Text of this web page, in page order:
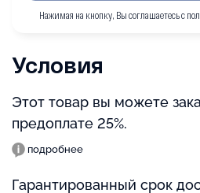
Нажимая на кнопку, Вы соглашаетесь с
Условия
Этот товар вы можете
предоплате 25%.
подробнее
Гарантированный срок